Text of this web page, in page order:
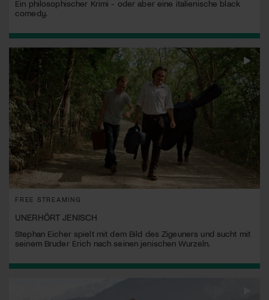
Ein philosophischer Krimi - oder aber eine italienische black
comedy.
FREE STREAMING
UNERHÖRT JENISCH
Stephan Eicher spielt mit dem Bild des Zigeuners und sucht mit
seinem Bruder Erich nach seinen jenischen Wurzeln.